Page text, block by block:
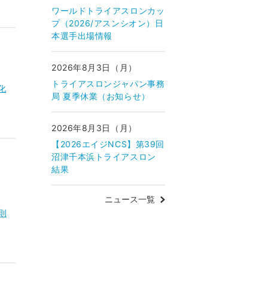
ワールドトライアスロンカッ
プ（2026/アスンシオン）日
本選手出場情報
2026年8月3日（月）
トライアスロンジャパン事務
局 夏季休業（お知らせ）
2026年8月3日（月）
【2026エイジNCS】第39回
沼津千本浜トライアスロン
結果
ニュース一覧